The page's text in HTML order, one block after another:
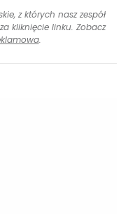
z których nasz zespół
kliknięcie linku. Zobacz
.